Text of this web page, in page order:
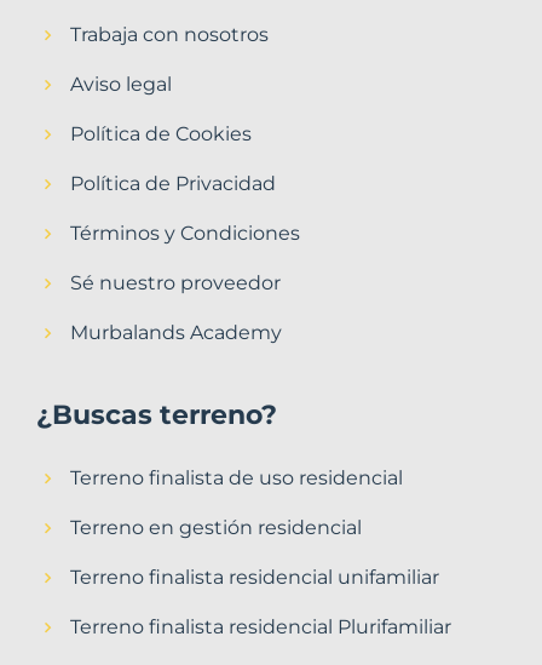
Trabaja con nosotros
Aviso legal
Política de Cookies
Política de Privacidad
Términos y Condiciones
Sé nuestro proveedor
Murbalands Academy
¿Buscas terreno?
Terreno finalista de uso residencial
Terreno en gestión residencial
Terreno finalista residencial unifamiliar
Terreno finalista residencial Plurifamiliar